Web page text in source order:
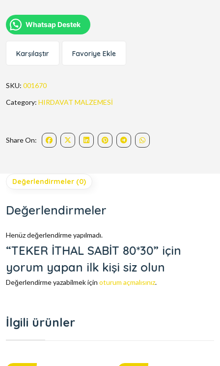
Whatsap Destek
Karşılaştır Favoriye Ekle
SKU: 001670
Category: HIRDAVAT MALZEMESİ
Share On:
Değerlendirmeler (0)
Değerlendirmeler
Henüz değerlendirme yapılmadı.
“TEKER İTHAL SABİT 80*30” için
yorum yapan ilk kişi siz olun
Değerlendirme yazabilmek için oturum açmalısınız.
İlgili ürünler